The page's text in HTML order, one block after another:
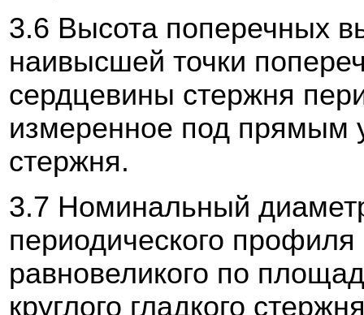
3.6 Высота поперечных
наивысшей точки
сердцевины стержня
измеренное под прямым
стержня.
3.7 Номинальный
периодического
равновеликого по
круглого гладкого